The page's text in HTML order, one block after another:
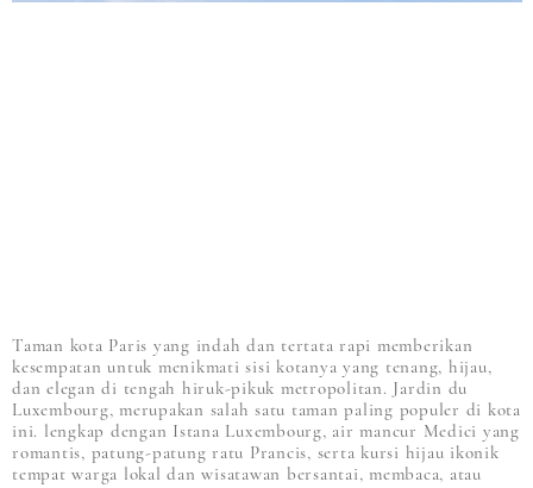
Taman kota Paris yang indah dan tertata rapi memberikan
kesempatan untuk menikmati sisi kotanya yang tenang, hijau,
dan elegan di tengah hiruk-pikuk metropolitan. Jardin du
Luxembourg, merupakan salah satu taman paling populer di kota
ini. lengkap dengan Istana Luxembourg, air mancur Medici yang
romantis, patung-patung ratu Prancis, serta kursi hijau ikonik
tempat warga lokal dan wisatawan bersantai, membaca, atau